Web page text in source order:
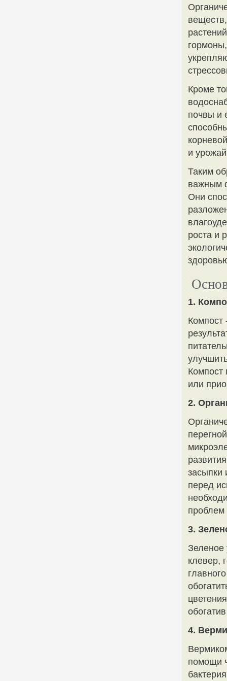
Кроме
почвы и
и
Таким
важным
Они
роста и
1.
Компост
Компост
или
2.
засыпки
перед
проблем
3.
Зеленое
клевер,
4.
помощи